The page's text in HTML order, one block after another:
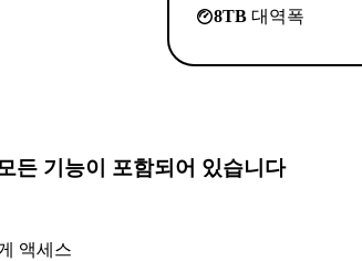
8TB 대역폭
든 기능이 포함되어 있습니다
액세스